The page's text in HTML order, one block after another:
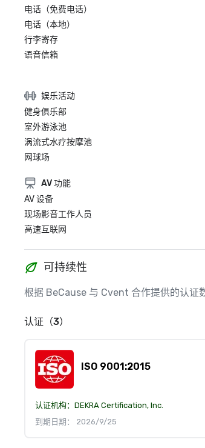
电话（免费电话）
电话（本地）
行李寄存
语音信箱
娱乐活动
健身俱乐部
室外游泳池
涡流式水疗按摩池
网球场
AV 功能
AV 设备
现场影音工作人员
高速互联网
可持续性
根据 BeCause 与 Cvent 合作提供的认证
认证（3）
ISO 9001:2015
认证机构： DEKRA Certification, Inc.
到期日期： 2026/9/25